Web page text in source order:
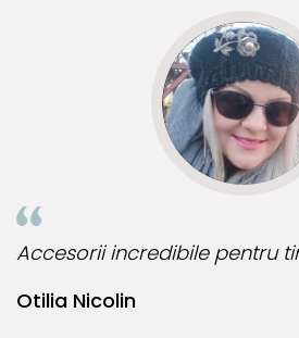
Otilia Nicolin
Accesorii incredibile pentru